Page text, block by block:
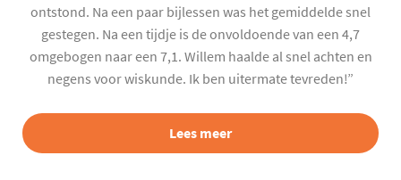
ontstond. Na een paar bijlessen was het gemiddelde snel
gestegen. Na een tijdje is de onvoldoende van een 4,7
omgebogen naar een 7,1. Willem haalde al snel achten en
negens voor wiskunde. Ik ben uitermate tevreden!”
Lees meer